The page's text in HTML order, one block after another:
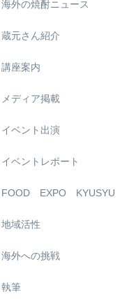
海外の焼酎ニュース
蔵元さん紹介
講座案内
メディア掲載
イベント出演
イベントレポート
FOOD EXPO KYUSYU
地域活性
海外への挑戦
執筆